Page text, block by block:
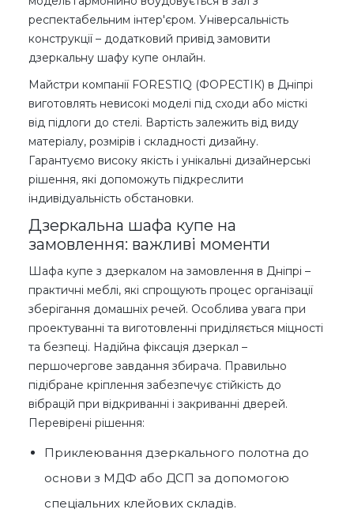
респектабельним інтер'єром. Універсальність
конструкції – додатковий привід замовити
дзеркальну шафу купе онлайн.
Майстри компанії FORESTIQ (ФОРЕСТІК) в Дніпрі
виготовлять невисокі моделі під сходи або місткі
від підлоги до стелі. Вартість залежить від виду
матеріалу, розмірів і складності дизайну.
Гарантуємо високу якість і унікальні дизайнерські
рішення, які допоможуть підкреслити
індивідуальність обстановки.
Дзеркальна шафа купе на
замовлення: важливі моменти
Шафа купе з дзеркалом на замовлення в Дніпрі –
практичні меблі, які спрощують процес організації
зберігання домашніх речей. Особлива увага при
проектуванні та виготовленні приділяється міцності
та безпеці. Надійна фіксація дзеркал –
першочергове завдання збирача. Правильно
підібране кріплення забезпечує стійкість до
вібрацій при відкриванні і закриванні дверей.
Перевірені рішення:
Приклеювання дзеркального полотна до
основи з МДФ або ДСП за допомогою
спеціальних клейових складів.